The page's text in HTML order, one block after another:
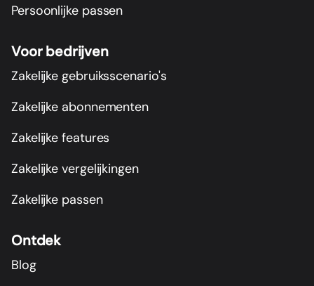
Persoonlijke passen
Voor bedrijven
Zakelijke gebruiksscenario's
Zakelijke abonnementen
Zakelijke features
Zakelijke vergelijkingen
Zakelijke passen
Ontdek
Blog